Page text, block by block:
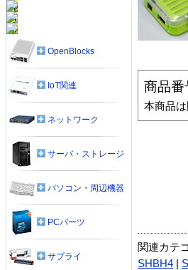
商品番
本商品
関連カテ
SHBH4
OpenBlocks
IoT関連
ネットワーク
サーバ・ストレージ
パソコン・周辺機器
PCパーツ
サプライ